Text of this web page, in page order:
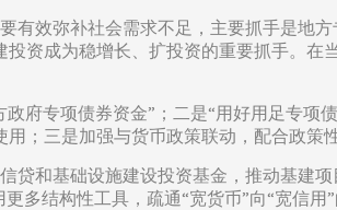
有效弥补社会需求不足，主要抓手是地
资成为稳增长、扩投资的重要抓手。
府专项债券资金”；二是“用好用足专
；三是加强与货币政策联动，配合政策
贷和基础设施建设投资基金，推动基建
多结构性工具，疏通“宽货币”向“宽信